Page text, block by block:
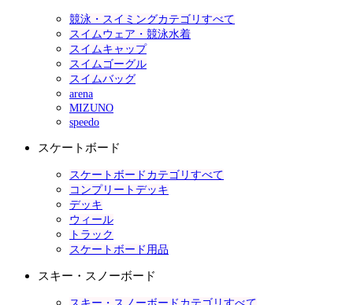
競泳・スイミングカテゴリすべて
スイムウェア・競泳水着
スイムキャップ
スイムゴーグル
スイムバッグ
arena
MIZUNO
speedo
スケートボード
スケートボードカテゴリすべて
コンプリートデッキ
デッキ
ウィール
トラック
スケートボード用品
スキー・スノーボード